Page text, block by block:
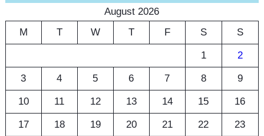
August 2026
M
T W T F S S
1 2
3 4 5 6 7 8 9
10 11 12 13 14 15 16
17 18 19 20 21 22 23